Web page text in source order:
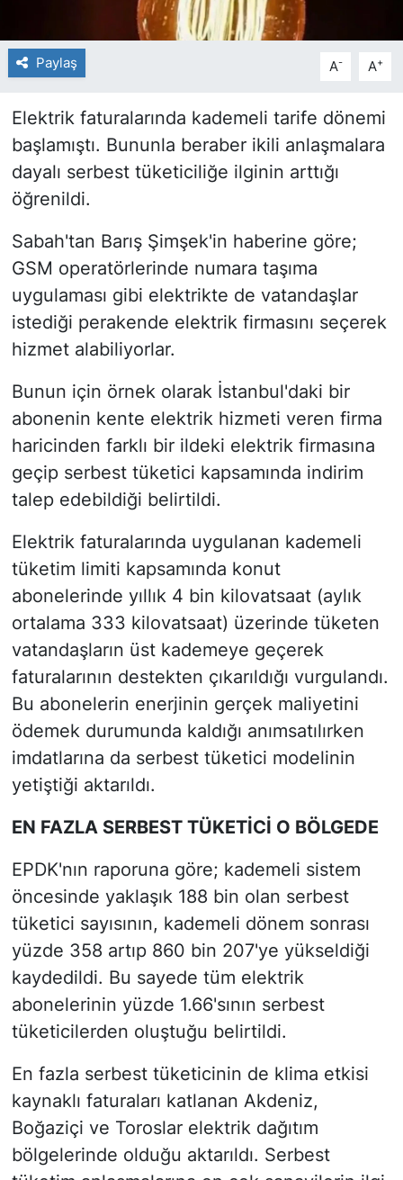
Paylaş A- A+
Elektrik faturalarında kademeli tarife dönemi
başlamıştı. Bununla beraber ikili anlaşmalara
dayalı serbest tüketiciliğe ilginin arttığı
öğrenildi.
Sabah'tan Barış Şimşek'in haberine göre;
GSM operatörlerinde numara taşıma
uygulaması gibi elektrikte de vatandaşlar
istediği perakende elektrik firmasını seçerek
hizmet alabiliyorlar.
Bunun için örnek olarak İstanbul'daki bir
abonenin kente elektrik hizmeti veren firma
haricinden farklı bir ildeki elektrik firmasına
geçip serbest tüketici kapsamında indirim
talep edebildiği belirtildi.
Elektrik faturalarında uygulanan kademeli
tüketim limiti kapsamında konut
abonelerinde yıllık 4 bin kilovatsaat (aylık
ortalama 333 kilovatsaat) üzerinde tüketen
vatandaşların üst kademeye geçerek
faturalarının destekten çıkarıldığı vurgulandı.
Bu abonelerin enerjinin gerçek maliyetini
ödemek durumunda kaldığı anımsatılırken
imdatlarına da serbest tüketici modelinin
yetiştiği aktarıldı.
EN FAZLA SERBEST TÜKETİCİ O BÖLGEDE
EPDK'nın raporuna göre; kademeli sistem
öncesinde yaklaşık 188 bin olan serbest
tüketici sayısının, kademeli dönem sonrası
yüzde 358 artıp 860 bin 207'ye yükseldiği
kaydedildi. Bu sayede tüm elektrik
abonelerinin yüzde 1.66'sının serbest
tüketicilerden oluştuğu belirtildi.
En fazla serbest tüketicinin de klima etkisi
kaynaklı faturaları katlanan Akdeniz,
Boğaziçi ve Toroslar elektrik dağıtım
bölgelerinde olduğu aktarıldı. Serbest